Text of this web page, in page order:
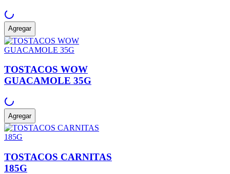
Agregar
TOSTACOS WOW
GUACAMOLE 35G
Agregar
TOSTACOS CARNITAS
185G